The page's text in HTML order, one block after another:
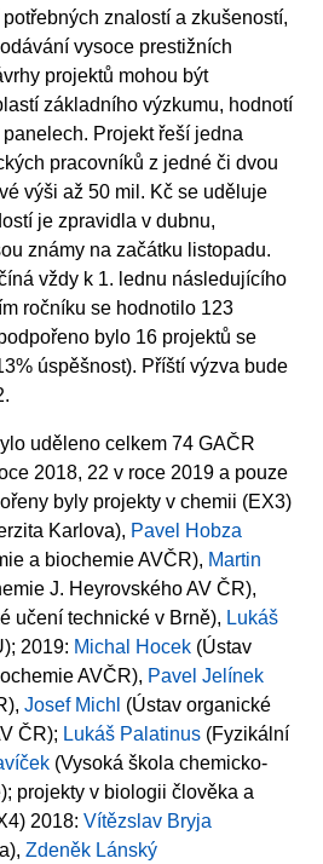
znalostí a zkušeností,
vysoce prestižních
projektů mohou být
základního výzkumu, hodnotí
Projekt řeší jedna
pracovníků z jedné či dvou
výši až 50 mil. Kč se uděluje
je zpravidla v dubnu,
známy na začátku listopadu.
vždy k 1. lednu následujícího
ročníku se hodnotilo 123
bylo 16 projektů se
úspěšnost). Příští výzva bude
uděleno celkem 74 GAČR
2018, 22 v roce 2019 a pouze
byly projekty v chemii (EX3)
Karlova), Pavel Hobza
a biochemie AVČR), Martin
J. Heyrovského AV ČR),
učení technické v Brně), Lukáš
2019: Michal Hocek (Ústav
AVČR), Pavel Jelínek
Josef Michl (Ústav organické
ČR); Lukáš Palatinus (Fyzikální
(Vysoká škola chemicko-
projekty v biologii člověka a
2018: Vítězslav Bryja
Zdeněk Lánský